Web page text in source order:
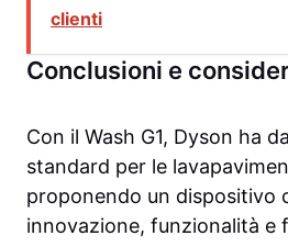
clienti
Conclusioni e
Con il Wash G1, Dyson ha
standard per le
proponendo un dispositivo
innovazione, funzionalità e